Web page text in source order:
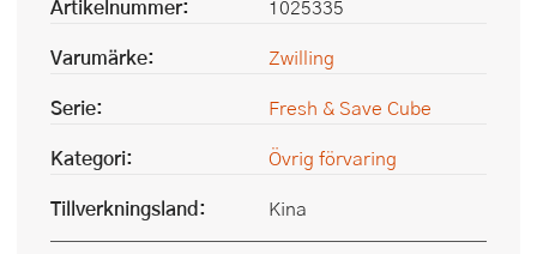
Artikelnummer:
1025335
Varumärke:
Zwilling
Serie:
Fresh & Save Cube
Kategori:
Övrig förvaring
Tillverkningsland:
Kina